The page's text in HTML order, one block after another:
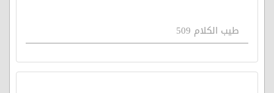
طيب الكلام 509